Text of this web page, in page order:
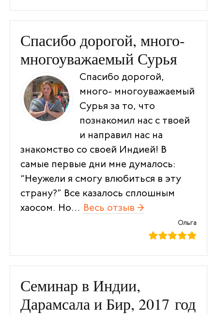
Спасибо дорогой, много-
многоуважаемый Сурья
Спасибо дорогой,
много- многоуважаемый
Сурья за то, что
познакомил нас с твоей
и направил нас на
знакомство со своей Индией! В
самые первые дни мне думалось:
“Неужели я смогу влюбиться в эту
страну?” Все казалось сплошным
хаосом. Но… Весь отзыв →
Ольга
Семинар в Индии,
Дарамсала и Бир, 2017 год